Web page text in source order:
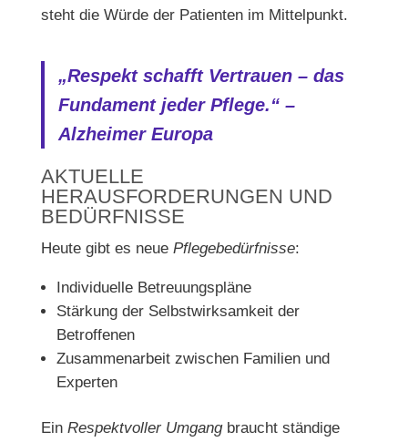
steht die Würde der Patienten im Mittelpunkt.
„Respekt schafft Vertrauen – das
Fundament jeder Pflege.“ –
Alzheimer Europa
AKTUELLE
HERAUSFORDERUNGEN UND
BEDÜRFNISSE
Heute gibt es neue Pflegebedürfnisse:
Individuelle Betreuungspläne
Stärkung der Selbstwirksamkeit der
Betroffenen
Zusammenarbeit zwischen Familien und
Experten
Ein Respektvoller Umgangbraucht ständige